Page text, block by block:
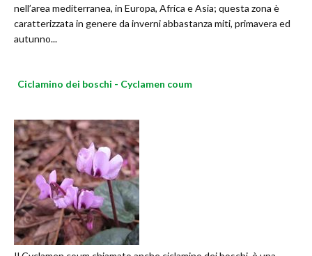
nell’area mediterranea, in Europa, Africa e Asia; questa zona è
caratterizzata in genere da inverni abbastanza miti, primavera ed
autunno...
Ciclamino dei boschi - Cyclamen coum